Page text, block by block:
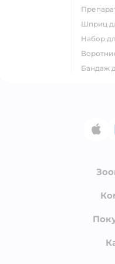
шприц
набор
бандаж
Обмен
О